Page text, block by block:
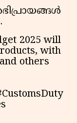
2025 will
with
others